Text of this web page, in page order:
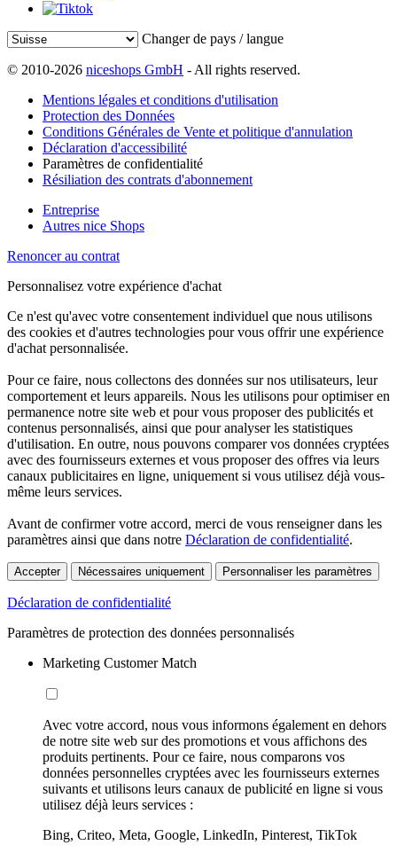
Changer de pays / langue
© 2010-2026 niceshops GmbH - All rights reserved.
Mentions légales et conditions d'utilisation
Protection des Données
Conditions Générales de Vente et politique d'annulation
Déclaration d'accessibilité
Paramètres de confidentialité
Résiliation des contrats d'abonnement
Entreprise
Autres nice Shops
Renoncer au contrat
Personnalisez votre expérience d'achat
Ce n'est qu'avec votre consentement individuel que nous utilisons
des cookies et d'autres technologies pour vous offrir une expérience
d'achat personnalisée.
Pour ce faire, nous collectons des données sur nos utilisateurs, leur
comportement et leurs appareils. Nous les utilisons pour optimiser en
permanence notre site web et pour vous proposer des publicités et
contenus personnalisés, ainsi que pour analyser les statistiques
d'utilisation. En outre, nous pouvons comparer vos données cryptées
avec des fournisseurs externes et vous proposer des offres via leurs
canaux publicitaires en ligne, uniquement si vous utilisez déjà vous-
même leurs services.
Avant de confirmer votre accord, merci de vous renseigner dans les
paramètres ainsi que dans notre Déclaration de confidentialité.
Accepter Nécessaires uniquement Personnaliser les paramètres
Déclaration de confidentialité
Paramètres de protection des données personnalisés
Marketing Customer Match
Avec votre accord, nous vous informons également en dehors
de notre site web sur des promotions et vous affichons des
produits pertinents. Pour ce faire, nous comparons vos
données personnelles cryptées avec les fournisseurs externes
suivants et utilisons leurs canaux de publicité en ligne si vous
utilisez déjà leurs services :
Bing, Criteo, Meta, Google, LinkedIn, Pinterest, TikTok